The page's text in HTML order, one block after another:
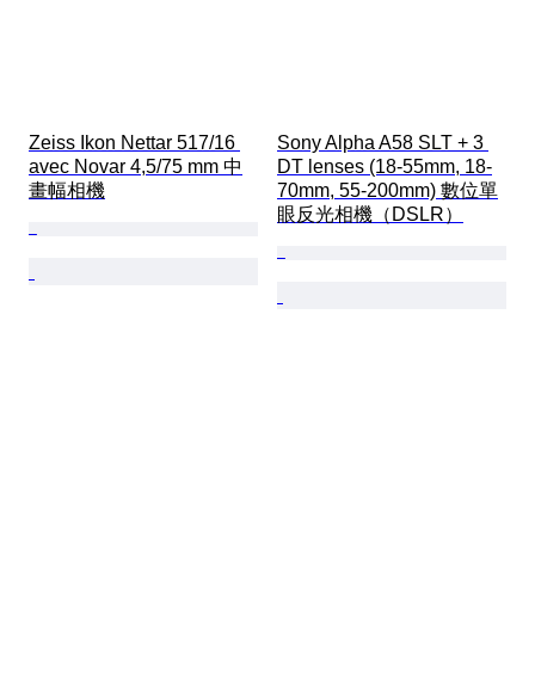
Zeiss Ikon Nettar 517/16
avec Novar 4,5/75 mm 中
畫幅相機
Sony Alpha A58 SLT + 3
DT lenses (18-55mm, 18-
70mm, 55-200mm) 數位單
眼反光相機（DSLR）